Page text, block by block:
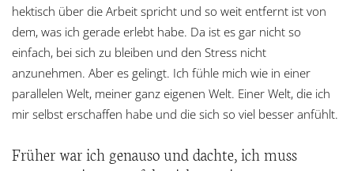
hektisch über die Arbeit spricht und so weit entfernt ist von
dem, was ich gerade erlebt habe. Da ist es gar nicht so
einfach, bei sich zu bleiben und den Stress nicht
anzunehmen. Aber es gelingt. Ich fühle mich wie in einer
parallelen Welt, meiner ganz eigenen Welt. Einer Welt, die ich
mir selbst erschaffen habe und die sich so viel besser anfühlt.
Früher war ich genauso und dachte, ich muss